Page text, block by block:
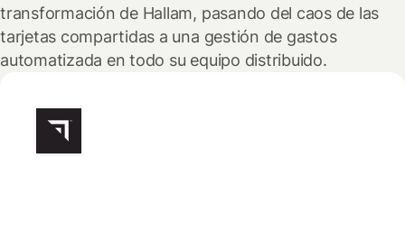
transformación de Hallam, pasando del caos de las
tarjetas compartidas a una gestión de gastos
automatizada en todo su equipo distribuido.